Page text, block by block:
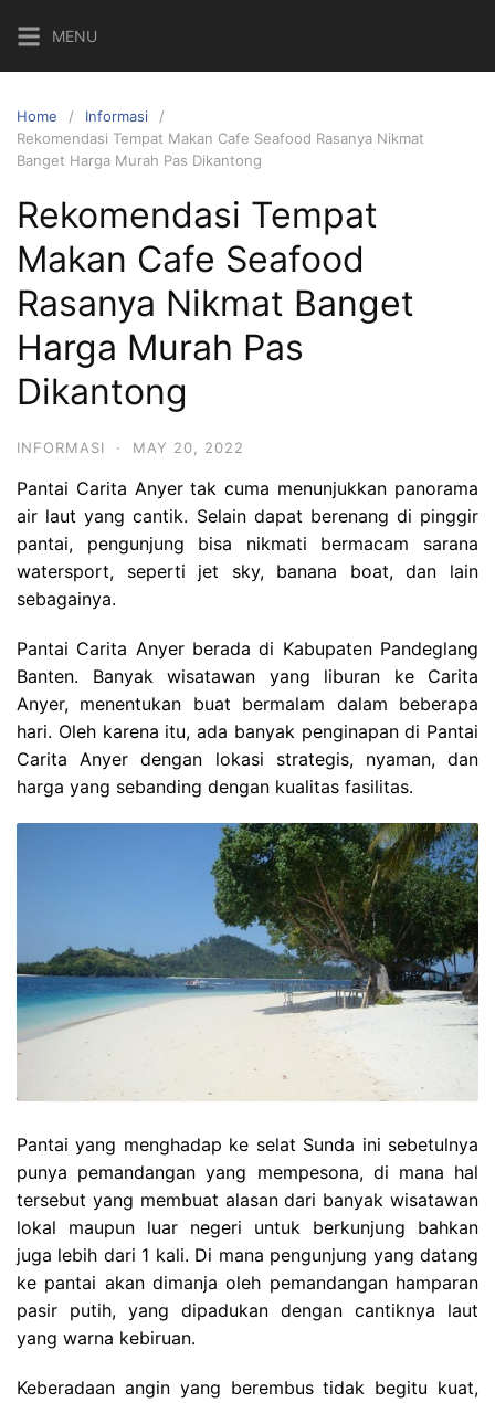
content
MENU
Home
Informasi
Rekomendasi Tempat Makan Cafe Seafood Rasanya Nikmat
Banget Harga Murah Pas Dikantong
Rekomendasi Tempat
Makan Cafe Seafood
Rasanya Nikmat Banget
Harga Murah Pas
Dikantong
INFORMASI · MAY 20, 2022
Pantai Carita Anyer tak cuma menunjukkan panorama
air laut yang cantik. Selain dapat berenang di pinggir
pantai, pengunjung bisa nikmati bermacam sarana
watersport, seperti jet sky, banana boat, dan lain
sebagainya.
Pantai Carita Anyer berada di Kabupaten Pandeglang
Banten. Banyak wisatawan yang liburan ke Carita
Anyer, menentukan buat bermalam dalam beberapa
hari. Oleh karena itu, ada banyak penginapan di Pantai
Carita Anyer dengan lokasi strategis, nyaman, dan
harga yang sebanding dengan kualitas fasilitas.
Pantai yang menghadap ke selat Sunda ini sebetulnya
punya pemandangan yang mempesona, di mana hal
tersebut yang membuat alasan dari banyak wisatawan
lokal maupun luar negeri untuk berkunjung bahkan
juga lebih dari 1 kali. Di mana pengunjung yang datang
ke pantai akan dimanja oleh pemandangan hamparan
pasir putih, yang dipadukan dengan cantiknya laut
yang warna kebiruan.
Keberadaan angin yang berembus tidak begitu kuat,